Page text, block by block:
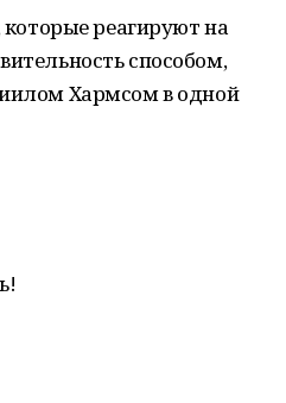
реагируют на
способом,
Хармсом в одной